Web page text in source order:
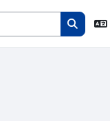
搜尋課程
搜尋課程